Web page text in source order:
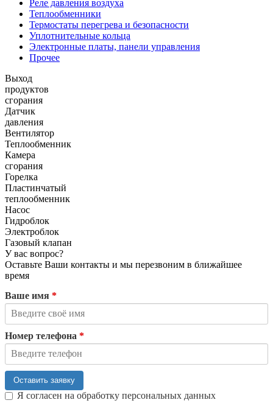
Реле давления воздуха
Теплообменники
Термостаты перегрева и безопасности
Уплотнительные кольца
Электронные платы, панели управления
Прочее
Выход
продуктов
сгорания
Датчик
давления
Вентилятор
Теплообменник
Камера
сгорания
Горелка
Пластинчатый
теплообменник
Насос
Гидроблок
Электроблок
Газовый клапан
У вас вопрос?
Оставьте Ваши контакты и мы перезвоним в ближайшее
время
Ваше имя *
Номер телефона *
Оставить заявку
Я согласен на обработку персональных данных